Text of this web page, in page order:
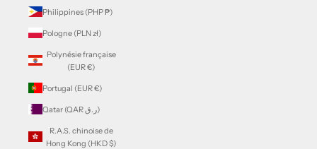
Philippines (PHP ₱)
Pologne (PLN zł)
Polynésie française
(EUR €)
Portugal (EUR €)
Qatar (QAR ر.ق)
R.A.S. chinoise de
Hong Kong (HKD $)